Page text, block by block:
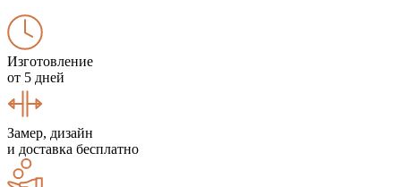
Изготовление
от 5 дней
Замер, дизайн
и доставка бесплатно